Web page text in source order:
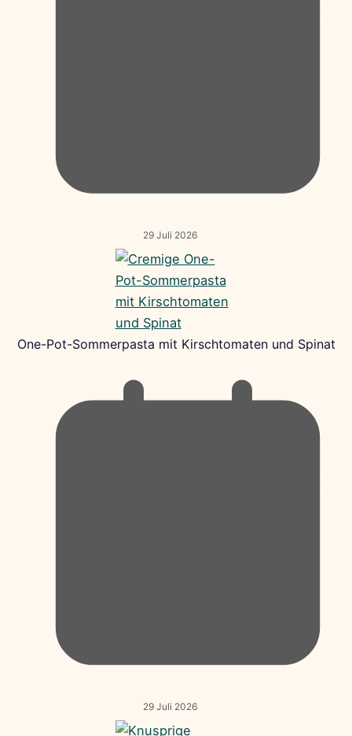
29 Juli 2026
One-Pot-Sommerpasta mit Kirschtomaten und Spinat
29 Juli 2026